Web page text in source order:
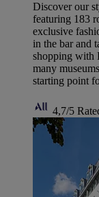
Discover our
featuring 183
exclusive
in the bar and
shopping with
many
starting point
4,7/5